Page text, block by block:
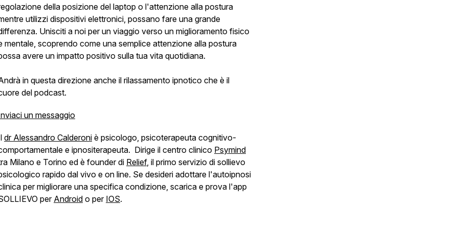
della posizione del laptop o l'attenzione alla postura
utilizzi dispositivi elettronici, possano fare una grande
Unisciti a noi per un viaggio verso un miglioramento fisico
mentale, scoprendo come una semplice attenzione alla postura
avere un impatto positivo sulla tua vita quotidiana.
in questa direzione anche il rilassamento ipnotico che è il
del podcast.
un messaggio
dr Alessandro Calderoni è psicologo, psicoterapeuta cognitivo-
e ipnositerapeuta. Dirige il centro clinico Psymind
Milano e Torino ed è founder di Relief, il primo servizio di sollievo
rapido dal vivo e on line. Se desideri adottare l'autoipnosi
per migliorare una specifica condizione, scarica e prova l'app
perAndroid o per IOS.